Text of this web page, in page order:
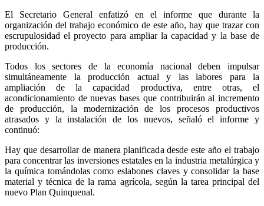
El Secretario General enfatizó en el informe que durante la
organización del trabajo económico de este año, hay que trazar con
escrupulosidad el proyecto para ampliar la capacidad y la base de
producción.
Todos los sectores de la economía nacional deben impulsar
simultáneamente la producción actual y las labores para la
ampliación de la capacidad productiva, entre otras, el
acondicionamiento de nuevas bases que contribuirán al incremento
de producción, la modernización de los procesos productivos
atrasados y la instalación de los nuevos, señaló el informe y
continuó:
Hay que desarrollar de manera planificada desde este año el trabajo
para concentrar las inversiones estatales en la industria metalúrgica y
la química tomándolas como eslabones claves y consolidar la base
material y técnica de la rama agrícola, según la tarea principal del
nuevo Plan Quinquenal.